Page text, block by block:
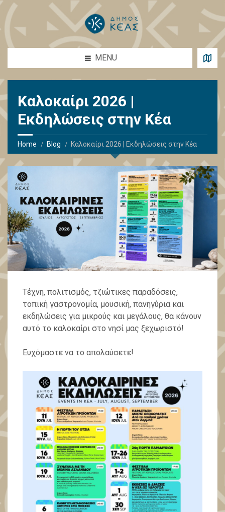
MENU
Καλοκαίρι 2026 |
Εκδηλώσεις στην Κέα
Home Blog Καλοκαίρι 2026 | Εκδηλώσεις στην Κέα
Τέχνη, πολιτισμός, τζιώτικες παραδόσεις,
τοπική γαστρονομία, μουσική, πανηγύρια και
εκδηλώσεις για μικρούς και μεγάλους, θα κάνουν
αυτό το καλοκαίρι στο νησί μας ξεχωριστό!
Ευχόμαστε να το απολαύσετε!